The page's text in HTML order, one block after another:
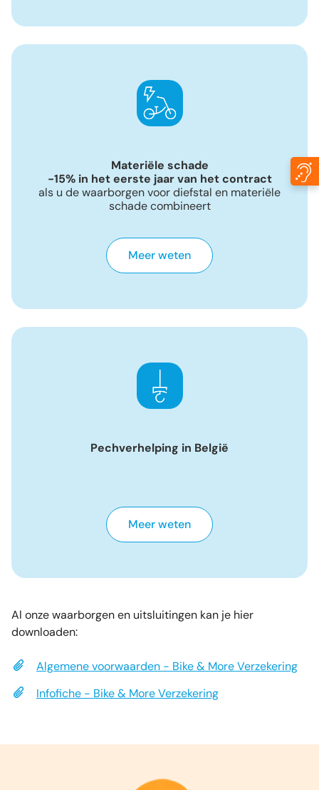
Materiële schade
-15% in het eerste jaar van het contract
als u de waarborgen voor diefstal en materiële
schade combineert
Meer weten
Pechverhelping in België
Meer weten
Al onze waarborgen en uitsluitingen kan je hier
downloaden:
Algemene voorwaarden - Bike & More Verzekering
Infofiche - Bike & More Verzekering